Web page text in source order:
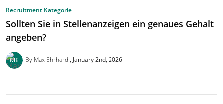
Recruitment Kategorie
Sollten Sie in Stellenanzeigen ein genaues Gehalt
angeben?
By Max Ehrhard January 2nd, 2026